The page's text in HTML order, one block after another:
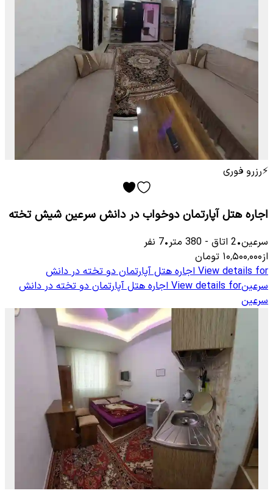
⚡رزرو فوری
اجاره هتل آپارتمان دوخواب در دانش سرعین شیش تخته
سرعین•
2 اتاق -
380 متر•
7 نفر
از۱۰٬۵۰۰٬۰۰۰ تومان
View details for اجاره هتل آپارتمان دو تخته در دانش
سرعینView details for اجاره هتل آپارتمان دو تخته در دانش
سرعین